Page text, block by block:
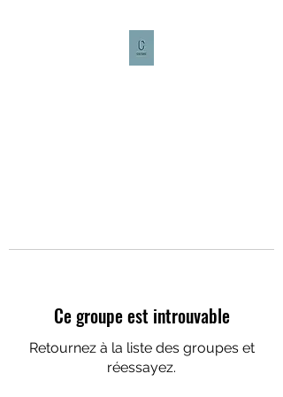
Ce groupe est introuvable
Retournez à la liste des groupes et
réessayez.